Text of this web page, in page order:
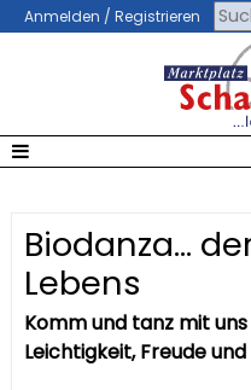
Anmelden / Registrieren
Biodanza...
Lebens
Komm und tanz mit
Leichtigkeit, Freude